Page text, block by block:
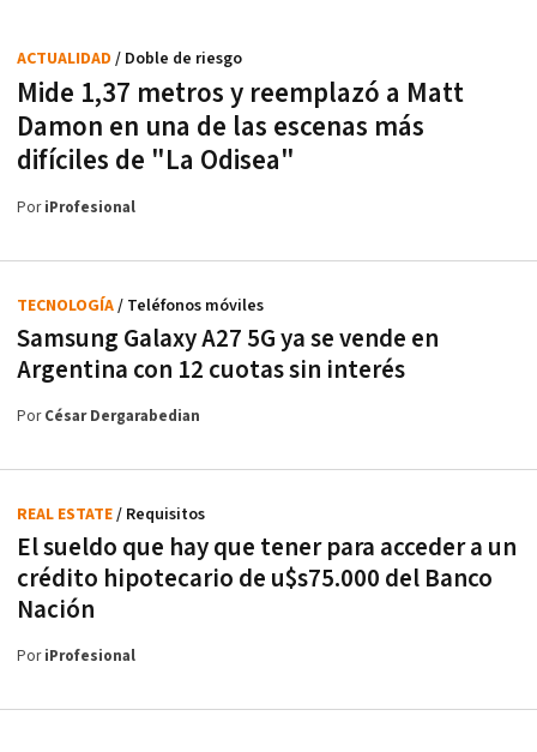
Mide 1,37 metros y reemplazó a Matt
Damon en una de las escenas más
difíciles de "La Odisea"
ACTUALIDAD / Doble de riesgo
PoriProfesional
Samsung Galaxy A27 5G ya se vende en
Argentina con 12 cuotas sin interés
TECNOLOGÍA/ Teléfonos móviles
PorCésar Dergarabedian
El sueldo que hay que tener para acceder a un
crédito hipotecario de u$s75.000 del Banco
Nación
REAL ESTATE/ Requisitos
PoriProfesional